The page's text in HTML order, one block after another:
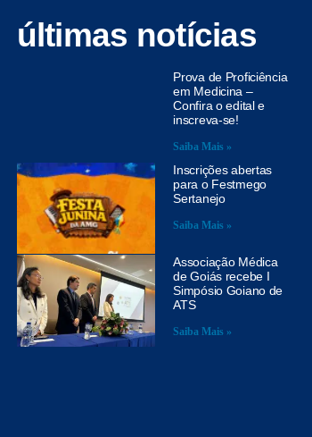
últimas notícias
Prova de Proficiência
em Medicina –
Confira o edital e
inscreva-se!
Saiba Mais »
Inscrições abertas
para o Festmego
Sertanejo
Saiba Mais »
Associação Médica
de Goiás recebe I
Simpósio Goiano de
ATS
Saiba Mais »